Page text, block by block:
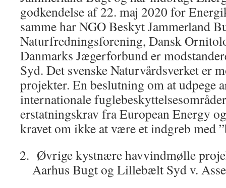
godkendelse af 22. maj 2020 for
samme har NGO Beskyt Jammerland
Naturfredningsforening, Dansk
Danmarks Jægerforbund er
Syd. Det svenske Naturvårdsverket er
projekter. En beslutning om at udpege
internationale
erstatningskrav fra European Energy
kravet om ikke at være et indgreb med
Øvrige kystnære havvindmølle
Aarhus Bugt og Lillebælt Syd v.